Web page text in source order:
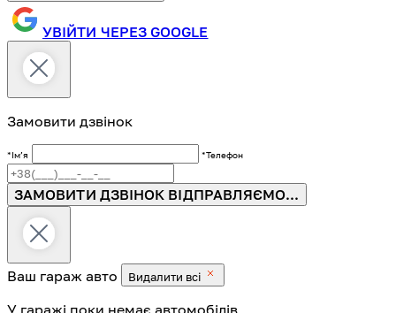
УВІЙТИ ЧЕРЕЗ GOOGLE
Замовити дзвінок
*Імʼя *Телефон
ЗАМОВИТИ ДЗВІНОК ВІДПРАВЛЯЄМО...
Ваш гараж авто Видалити всі
У гаражі поки немає автомобілів